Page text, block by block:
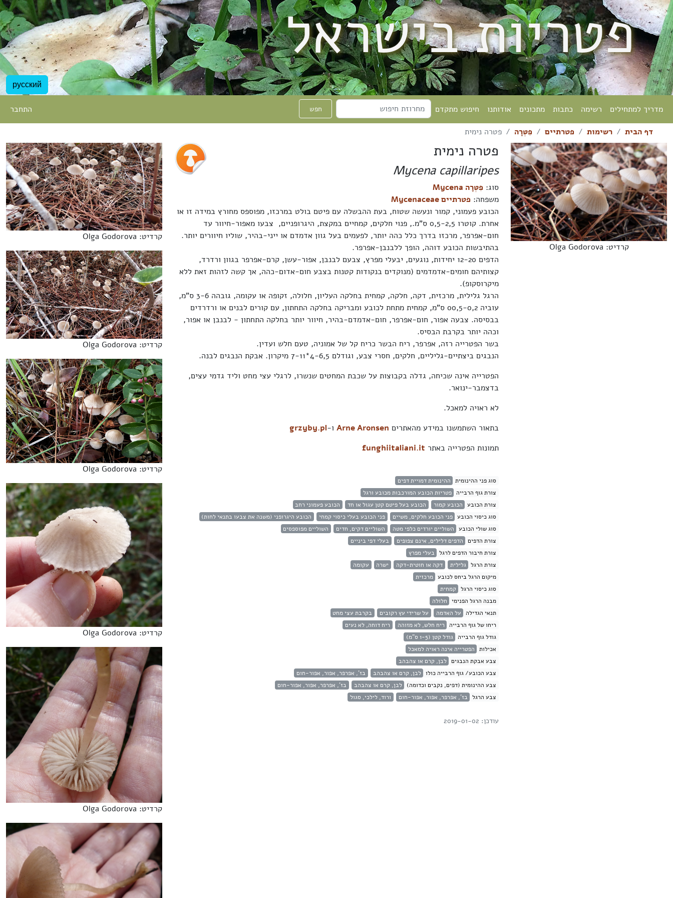
פטריות בישראל
русский
מדריך למתחילים רשימה כתבות מתכונים אודותנו חיפוש מתקדם חפש התחבר
דף הבית רשימות פטרתיים פִּטְּרָה פטרה נימית
קרדיט: Olga Godorova
פטרה נימית
Mycena capillaripes
סוג: פִּטְּרָה Mycena
משפחה: פטרתיים Mycenaceae
הכובע פעמוני, קמור ונעשה שטוח, בעת ההבשלה עם פיטם בולט במרכזו, מפוספס מחורץ במידה זו או
אחרת. קוטרו 0,5-2,5 ס"מ., פנוי חלקים, קמחיים במקצת, היגרופניים, צבעו מאפור-חיוור עד
חום-אפרפר, מרכזו בדרך כלל כהה יותר, לפעמים בעל גוון אדמדם או ייני-בהיר, שוליו חיוורים יותר.
בהתיבשות הכובע דוהה, הופך ללבנבן-אפרפר.
הדפים 12-20 יחידות, נוגעים, יבעלי מפרץ, צבעם לבנבן, אפור-עשן, קרם-אפרפר בגוון ורדרד,
קצותיהם חומים-אדמדמים (מנוקדים בנקודות קטנות בצבע חום-אדום-כהה, אך קשה לזהות זאת ללא
מיקרוסקופ).
הרגל גלילית, מרכזית, דקה, חלקה, קמחית בחלקה העליון, חלולה, זקופה או עקומה, גובהה 3-6 ס"מ,
עוביה 00,5-0,2 ס"מ, קמחית מתחת לכובע ומבריקה בחלקה התחתון, עם קורים לבנים או ורדרדים
בבסיסה. צבעה אפור, חום-אפרפר, חום-אדמדם-בהיר, חיוור יותר בחלקה התחתון - לבנבן או אפור,
וכהה יותר בקרבת הבסיס.
בשר הפטרייה רזה, אפרפר, ריח הבשר כריח קל של אמוניה, טעם חלש ועדין.
הנבגים ביצתיים-גליליים, חלקים, חסרי צבע, וגודלם 4-6,5*7-11 מיקרון. אבקת הנבגים לבנה.
הפטרייה אינה שכיחה, גדלה בקבוצות על שכבת המחטים שנשרו, לרגלי עצי מחט וליד גדמי עצים,
בדצמבר-ינואר.
לא ראויה למאכל.
בתאור השתמשנו במידע מהאתרים Arne Aronsen ו-grzyby.pl
תמונות הפטרייה באתר funghiitaliani.it
סוג פני ההינומית
ההינומית דמויית דפים
צורת גוף הרבייה
פטריות הכובע המורכבות מכובע ורגל
צורת הכובע
הכובע קמור הכובע בעל פיטם קטן עגול או חד
הכובע פעמוני רחב
סוג כיסוי הכובע פני הכובע חלקים, משיים פני הכובע בעלי כיסוי קמחי
הכובע היגרופני (משנה את צבעו בתנאי לחות)
סוג שולי הכובע
השוליים יורדים כלפי מטה השוליים דקים, חדים
השוליים מפוספסים
צורת הדפים
הדפים דלילים, אינם צפופים
בעלי דפי ביניים
צורת חיבור הדפים לרגל
בעלי מפרץ
צורת הרגל גלילית דקה או חוטית-דקה ישרה
עקומה
מיקום הרגל ביחס לכובע מרכזית
סוג כיסוי הרגל
קמחית
מבנה הרגל הפנימי
חלולה
תנאי הגדילה
על האדמה על שרידי עץ רקובים
בקרבת עצי מחט
ריחו של גוף הרבייה
ריח חלש, לא מזוהה
ריח דוחה, לא נעים
גודל גוף הרבייה
גודל קטן (1-5 ס"מ)
אכילות
הפטרייה אינה ראויה למאכל
צבע אבקת הנבגים לבן, קרם או צהבהב
צבע הכובע/ גוף הרבייה כולו לבן, קרם או צהבהב
בז', אפרפר, אפור, אפור-חום
צבע ההינומית (דפים, נקבים וכדומה)
לבן, קרם או צהבהב
בז', אפרפר, אפור, אפור-חום
צבע הרגל
בז', אפרפר, אפור, אפור-חום ורוד, לילכי, סגול
עודכן: 2019-01-02
קרדיט: Olga Godorova
קרדיט: Olga Godorova
קרדיט: Olga Godorova
קרדיט: Olga Godorova
קרדיט: Olga Godorova